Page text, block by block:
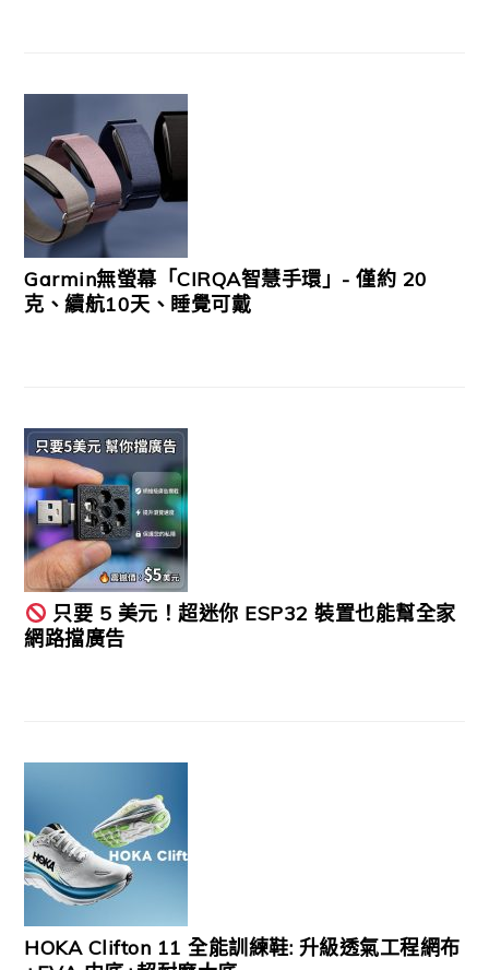
Garmin無螢幕「CIRQA智慧手環」- 僅約 20
克、續航10天、睡覺可戴
只要 5 美元！超迷你 ESP32 裝置也能幫全家
網路擋廣告
HOKA Clifton 11 全能訓練鞋: 升級透氣工程網布